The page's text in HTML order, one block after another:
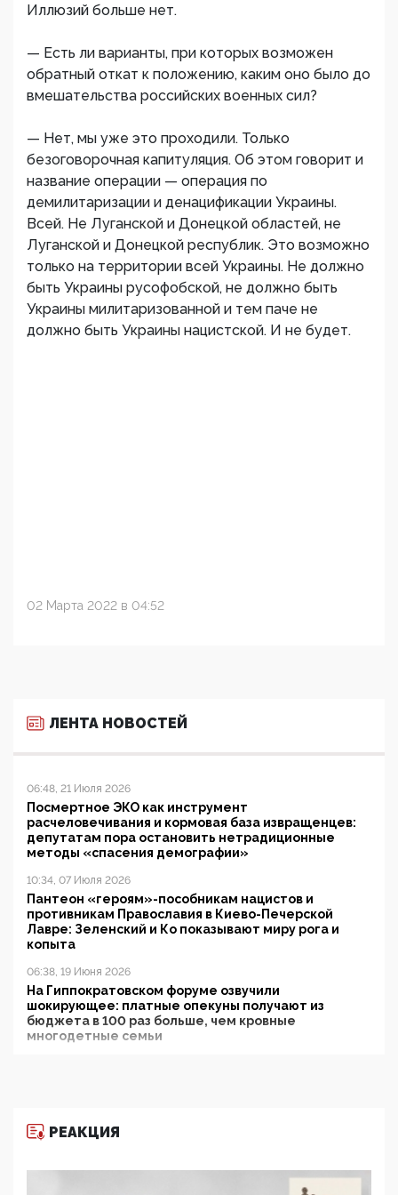
Иллюзий больше нет.
— Есть ли варианты, при которых возможен
обратный откат к положению, каким оно было до
вмешательства российских военных сил?
— Нет, мы уже это проходили. Только
безоговорочная капитуляция. Об этом говорит и
название операции — операция по
демилитаризации и денацификации Украины.
Всей. Не Луганской и Донецкой областей, не
Луганской и Донецкой республик. Это возможно
только на территории всей Украины. Не должно
быть Украины русофобской, не должно быть
Украины милитаризованной и тем паче не
должно быть Украины нацистской. И не будет.
02 Марта 2022 в 04:52
ЛЕНТА НОВОСТЕЙ
06:48, 21 Июля 2026
Посмертное ЭКО как инструмент
расчеловечивания и кормовая база извращенцев:
депутатам пора остановить нетрадиционные
методы «спасения демографии»
10:34, 07 Июля 2026
Пантеон «героям»-пособникам нацистов и
противникам Православия в Киево-Печерской
Лавре: Зеленский и Ко показывают миру рога и
копыта
06:38, 19 Июня 2026
На Гиппократовском форуме озвучили
шокирующее: платные опекуны получают из
бюджета в 100 раз больше, чем кровные
многодетные семьи
11:53, 09 Июня 2026
деятельность ИИТО ЮНЕСКО в России, но
цифроглобалисты продолжают определять
РЕАКЦИЯ